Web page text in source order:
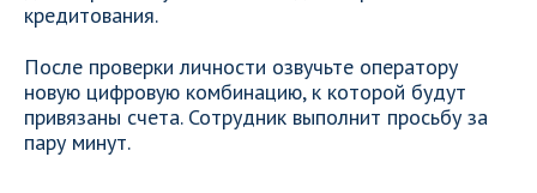
кредитования.
После проверки личности озвучьте оператору
новую цифровую комбинацию, к которой будут
привязаны счета. Сотрудник выполнит просьбу за
пару минут.